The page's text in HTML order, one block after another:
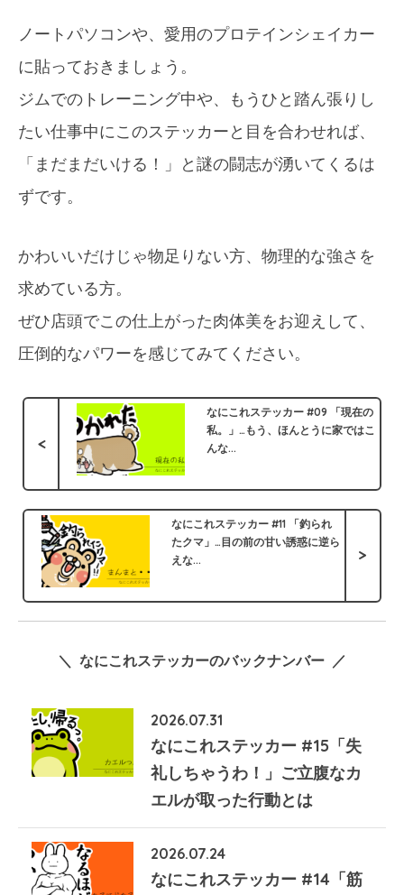
ノートパソコンや、愛用のプロテインシェイカー
に貼っておきましょう。
ジムでのトレーニング中や、もうひと踏ん張りし
たい仕事中にこのステッカーと目を合わせれば、
「まだまだいける！」と謎の闘志が湧いてくるは
ずです。
かわいいだけじゃ物足りない方、物理的な強さを
求めている方。
ぜひ店頭でこの仕上がった肉体美をお迎えして、
圧倒的なパワーを感じてみてください。
<
なにこれステッカー #09 「現在の
私。」…もう、ほんとうに家ではこ
んな...
なにこれステッカー #11 「釣られ
たクマ」…目の前の甘い誘惑に逆ら
えな...
>
＼ なにこれステッカーのバックナンバー ／
2026.07.31
なにこれステッカー #15「失
礼しちゃうわ！」ご立腹なカ
エルが取った行動とは
2026.07.24
なにこれステッカー #14「筋